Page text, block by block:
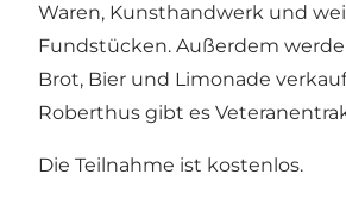
Waren, Kunsthandwerk und
Fundstücken. Außerdem
Brot, Bier und Limonade
Roberthus gibt es
Die Teilnahme ist kostenlos.